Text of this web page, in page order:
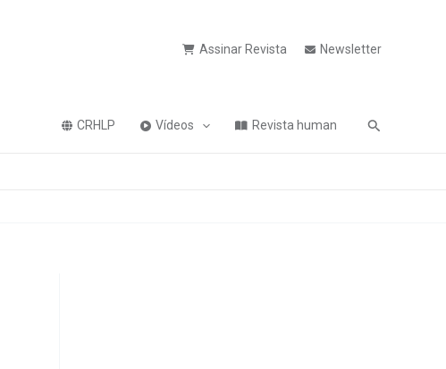
Assinar Revista Newsletter
CRHLP Vídeos Revista human Pesquisa